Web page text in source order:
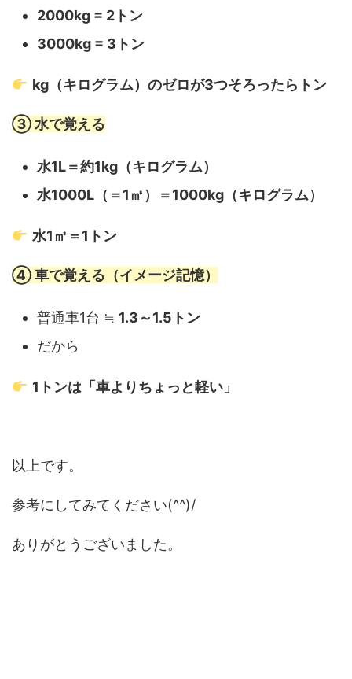
2000kg = 2トン
3000kg = 3トン
kg（キログラム）のゼロが3つそろったらトン
③ 水で覚える
水1L＝約1kg（キログラム）
水1000L（＝1㎥）＝1000kg（キログラム）
水1㎥＝1トン
④ 車で覚える（イメージ記憶）
普通車1台 ≒ 1.3～1.5トン
だから
1トンは「車よりちょっと軽い」
以上です。
参考にしてみてください(^^)/
ありがとうございました。